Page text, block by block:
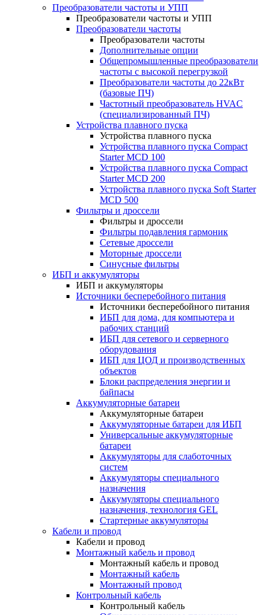
Преобразователи частоты и УПП
Преобразователи частоты и УПП
Преобразователи частоты
Преобразователи частоты
Дополнительные опции
Общепромышленные преобразователи
частоты с высокой перегрузкой
Преобразователи частоты до 22кВт
(базовые ПЧ)
Частотный преобразователь HVAC
(специализированный ПЧ)
Устройства плавного пуска
Устройства плавного пуска
Устройства плавного пуска Compact
Starter MCD 100
Устройства плавного пуска Compact
Starter MCD 200
Устройства плавного пуска Soft Starter
MCD 500
Фильтры и дроссели
Фильтры и дроссели
Фильтры подавления гармоник
Сетевые дроссели
Моторные дроссели
Синусные фильтры
ИБП и аккумуляторы
ИБП и аккумуляторы
Источники бесперебойного питания
Источники бесперебойного питания
ИБП для дома, для компьютера и
рабочих станций
ИБП для сетевого и серверного
оборудования
ИБП для ЦОД и производственных
объектов
Блоки распределения энергии и
байпасы
Аккумуляторные батареи
Аккумуляторные батареи
Аккумуляторные батареи для ИБП
Универсальные аккумуляторные
батареи
Аккумуляторы для слаботочных
систем
Аккумуляторы специального
назначения
Аккумуляторы специального
назначения, технология GEL
Стартерные аккумуляторы
Кабели и провод
Кабели и провод
Монтажный кабель и провод
Монтажный кабель и провод
Монтажный кабель
Монтажный провод
Контрольный кабель
Контрольный кабель